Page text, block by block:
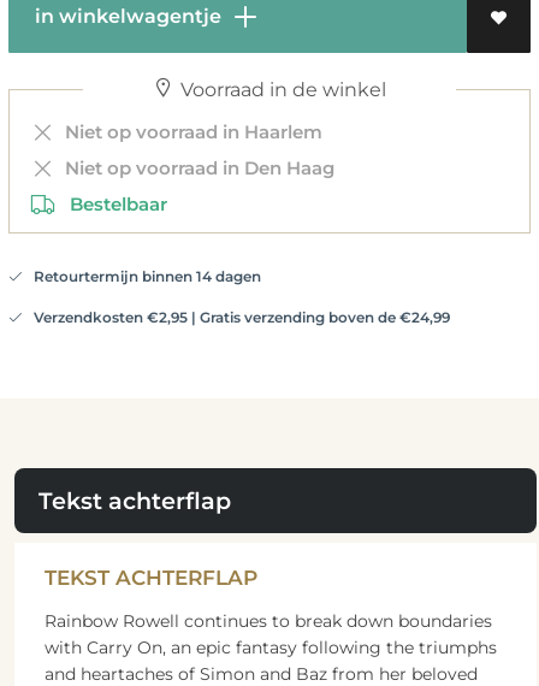
in winkelwagentje
Voorraad in de winkel
Niet op voorraad in Haarlem
Niet op voorraad in Den Haag
Bestelbaar
Retourtermijn binnen 14 dagen
Verzendkosten €2,95 | Gratis verzending boven de €24,99
Tekst achterflap
TEKST ACHTERFLAP
Rainbow Rowell continues to break down boundaries
with Carry On, an epic fantasy following the triumphs
and heartaches of Simon and Baz from her beloved